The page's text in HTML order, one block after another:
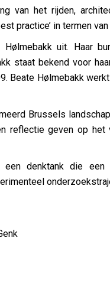
van het rijden,
practice’ in termen
uit. Haar
staat bekend voor
Beate Hølmebakk
Brussels
reflectie geven op het
denktank die een